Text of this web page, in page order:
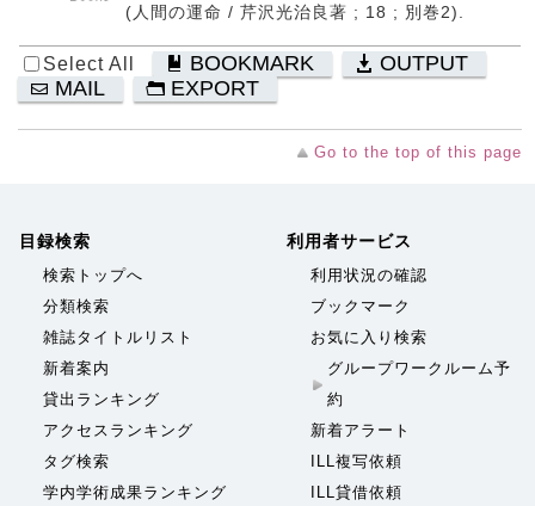
(人間の運命 / 芹沢光治良著 ; 18 ; 別巻2).
Select All BOOKMARK
OUTPUT
MAIL
EXPORT
Go to the top of this page
目録検索
検索トップへ
分類検索
雑誌タイトルリスト
新着案内
貸出ランキング
アクセスランキング
タグ検索
学内学術成果ランキング
利用者サービス
利用状況の確認
ブックマーク
お気に入り検索
グループワークルーム予
約
新着アラート
ILL複写依頼
ILL貸借依頼